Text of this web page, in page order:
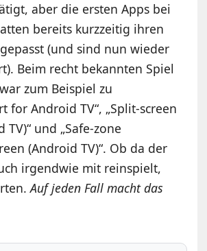
aber die ersten Apps bei
bereits kurzzeitig ihren
(und sind nun wieder
Beim recht bekannten Spiel
zum Beispiel zu
for Android TV“, „Split-screen
und „Safe-zone
(Android TV)“. Ob da der
irgendwie mit reinspielt,
Auf jeden Fall macht das